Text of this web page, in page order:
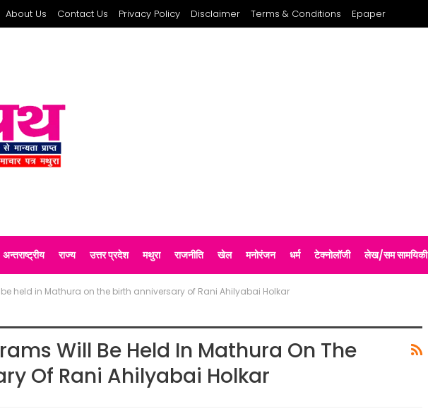
About Us Contact Us Privacy Policy Disclaimer Terms & Conditions Epaper
अन्तराष्ट्रीय राज्य उत्तर प्रदेश मथुरा राजनीति खेल मनोरंजन धर्म टेक्नोलॉजी लेख/सम सामयिकी
held in Mathura on the birth anniversary of Rani Ahilyabai Holkar
Will Be Held In Mathura On The
Of Rani Ahilyabai Holkar